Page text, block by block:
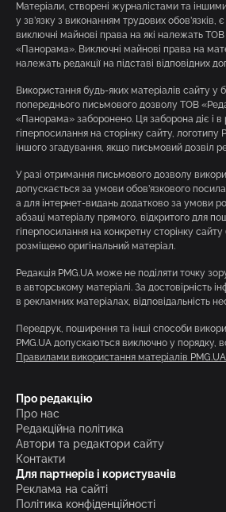
Матеріали, створені журналістами та
у зв’язку з виконанням трудових
виключні майнові права на які належать ТОВ
«Панорама». Виключні майнові права на
належать редакції на підставі відповідних
Використання будь-яких матеріалів сайту у
попереднього письмового дозволу ТОВ
«Панорама» заборонено. Ця заборона діє і в
гіперпосилання на сторінку сайту, логотипу
іншого згадування, якщо письмовий дозвіл
У разі отримання письмового дозволу
допускається за умови обов’язкового
а для інтернет-видань додатково за умови
абзаці матеріалу прямого, відкритого для
гіперпосилання на конкретну сторінку сайту
розміщено оригінальний матеріал.
Редакція PMG.UA може не поділяти точку
в авторському матеріалі. За достовірність
в рекламних матеріалах, відповідальність
Передрук, поширення та інші способи
PMG.UA допускаються виключно у порядку,
Правилами використання матеріалів PMG.UA
Про редакцію
Про нас
Редакційна політика
Автори та редактори сайту
Контакти
Для партнерів і користувачів
Реклама на сайті
Політика конфіденційності